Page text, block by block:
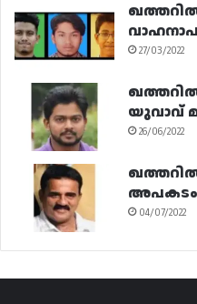
27/03/2022
ഖത്തറിൽ
യുവാവ്
26/06/2022
അപകടം:
04/07/2022